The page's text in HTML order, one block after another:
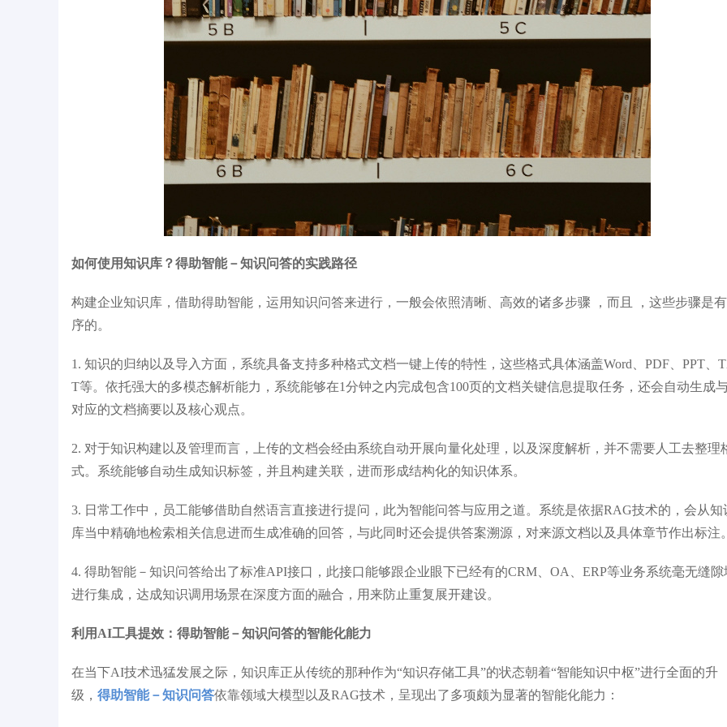
如何使用知识库？得助智能－知识问答的实践路径
构建企业知识库，借助得助智能，运用知识问答来进行，一般会依照清晰、高效的诸多步骤 ，而且 ，这些步骤是
序的。
1. 知识的归纳以及导入方面，系统具备支持多种格式文档一键上传的特性，这些格式具体涵盖Word、PDF、PPT、
T等。依托强大的多模态解析能力，系统能够在1分钟之内完成包含100页的文档关键信息提取任务，还会自动生成
对应的文档摘要以及核心观点。
2. 对于知识构建以及管理而言，上传的文档会经由系统自动开展向量化处理，以及深度解析，并不需要人工去整理
式。系统能够自动生成知识标签，并且构建关联，进而形成结构化的知识体系。
3. 日常工作中，员工能够借助自然语言直接进行提问，此为智能问答与应用之道。系统是依据RAG技术的，会从知
库当中精确地检索相关信息进而生成准确的回答，与此同时还会提供答案溯源，对来源文档以及具体章节作出标注
4. 得助智能－知识问答给出了标准API接口，此接口能够跟企业眼下已经有的CRM、OA、ERP等业务系统毫无缝隙
进行集成，达成知识调用场景在深度方面的融合，用来防止重复展开建设。
利用AI工具提效：得助智能－知识问答的智能化能力
在当下AI技术迅猛发展之际，知识库正从传统的那种作为“知识存储工具”的状态朝着“智能知识中枢”进行全面的升
级， 得助智能－知识问答依靠领域大模型以及RAG技术，呈现出了多项颇为显著的智能化能力：